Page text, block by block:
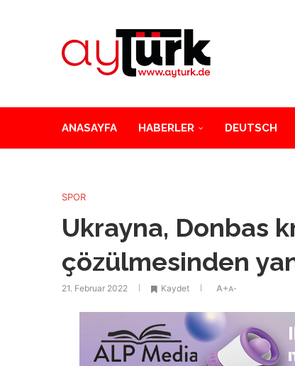
ANASAYFA HABERLER DEUTSCH
SPOR
Ukrayna, Donbas
çözülmesinden
21. Februar 2022 Kaydet A+A-